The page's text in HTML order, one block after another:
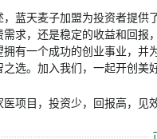
，蓝天麦子加盟为投资者提供
需求，还是稳定的收益和回报
拥有一个成功的创业事业，并
选。加入我们，一起开创美
医项目，投资少，回报高，